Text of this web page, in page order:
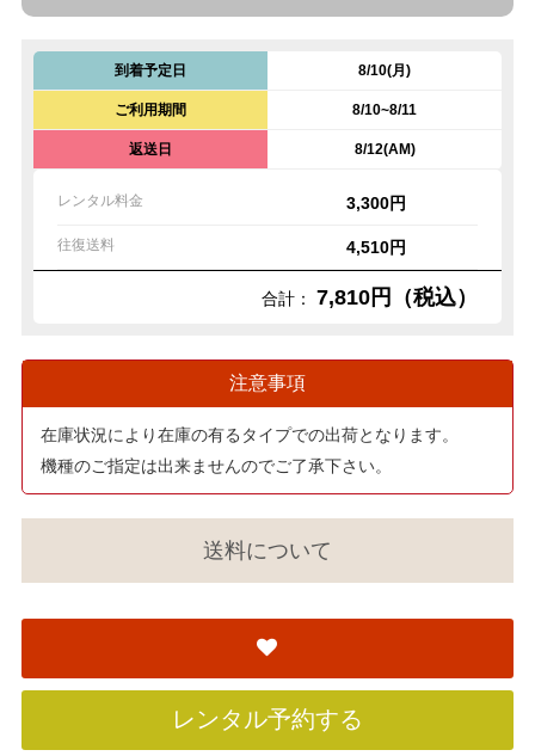
到着予定日 8/10(月)
ご利用期間 8/10~8/11
返送日 8/12(AM)
レンタル料金 3,300円
往復送料 4,510円
合計： 7,810円（税込）
注意事項
在庫状況により在庫の有るタイプでの出荷となります。
機種のご指定は出来ませんのでご了承下さい。
送料について
レンタル予約する